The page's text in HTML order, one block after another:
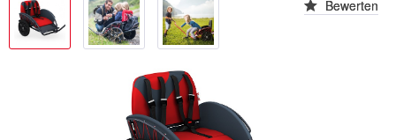
Bewerten
Bewerten